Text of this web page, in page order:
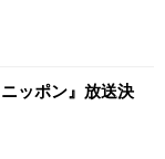
ッポン』放送決